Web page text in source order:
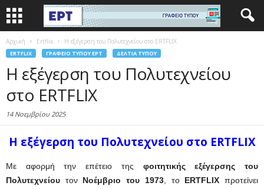
Αρχική Ertflix Η εξέγερση του Πολυτεχνείου στο ERTFLIX
ERTFLIX ΓΡΑΦΕΊΟ ΤΎΠΟΥ ΕΡΤ ΔΕΛΤΊΑ ΤΎΠΟΥ
Η εξέγερση του Πολυτεχνείου
στο ERTFLIX
14 Νοεμβρίου 2025
Η εξέγερση του Πολυτεχνείου στο ERTFLIX
Με αφορμή την επέτειο της φοιτητικής εξέγερσης του
Πολυτεχνείου τον Νοέμβριο του 1973, το ERTFLIX προτείνει